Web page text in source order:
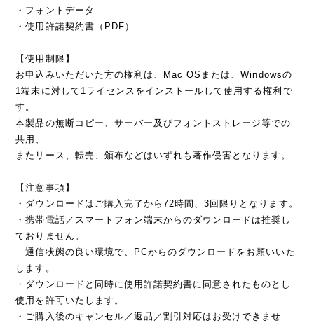
・フォントデータ
・使用許諾契約書（PDF）
【使用制限】
お申込みいただいた方の権利は、Mac OSまたは、Windowsの
1端末に対して1ライセンスをインストールして使用する権利で
す。
本製品の無断コピー、サーバー及びフォントストレージ等での
共用、
またリース、転売、頒布などはいずれも著作侵害となります。
【注意事項】
・ダウンロードはご購入完了から72時間、3回限りとなります。
・携帯電話／スマートフォン端末からのダウンロードは推奨し
ておりません。
通信状態の良い環境で、PCからのダウンロードをお願いいた
します。
・ダウンロードと同時に使用許諾契約書に同意されたものとし
使用を許可いたします。
・ご購入後のキャンセル／返品／割引対応はお受けできませ